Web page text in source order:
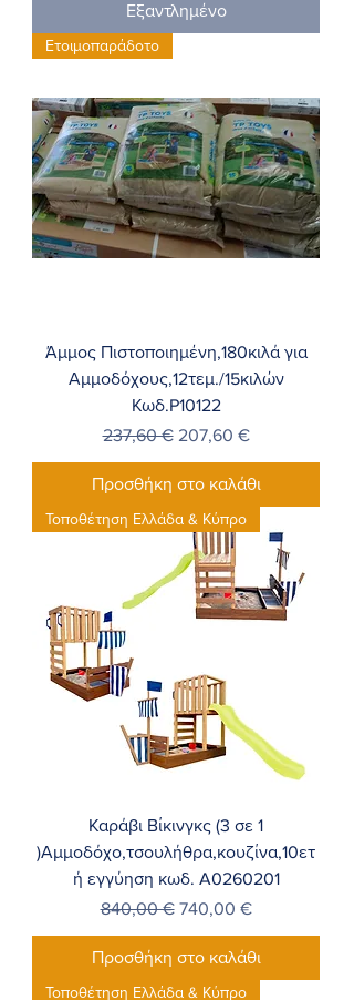
Εξαντλημένο
Ετοιμοπαράδοτο
Άμμος Πιστοποιημένη,180κιλά για
Αμμοδόχους,12τεμ./15κιλών
Κωδ.P10122
Κανονική τιμή
237,60 € Τιμή Έκπτωσης
207,60 €
Προσθήκη στο καλάθι
Τοποθέτηση Ελλάδα & Κύπρο
Καράβι Βίκινγκς (3 σε 1
)Αμμοδόχο,τσουλήθρα,κουζίνα,10ετ
ή εγγύηση κωδ. A0260201
Κανονική τιμή
840,00 € Τιμή Έκπτωσης
740,00 €
Προσθήκη στο καλάθι
Τοποθέτηση Ελλάδα & Κύπρο